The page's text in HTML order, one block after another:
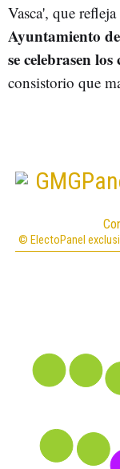
Vasca', que
Ayuntamiento
se celebrasen
consistorio que